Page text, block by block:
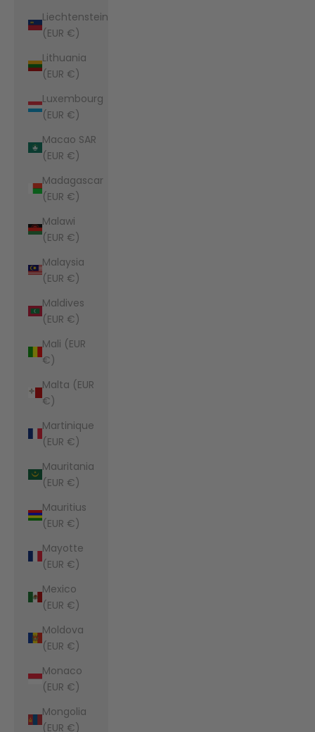
Liechtenstein
(EUR €)
Lithuania
(EUR €)
Luxembourg
(EUR €)
Macao SAR
(EUR €)
Madagascar
(EUR €)
Malawi
(EUR €)
Malaysia
(EUR €)
Maldives
(EUR €)
Mali (EUR
€)
Malta (EUR
€)
Martinique
(EUR €)
Mauritania
(EUR €)
Mauritius
(EUR €)
Mayotte
(EUR €)
Mexico
(EUR €)
Moldova
(EUR €)
Monaco
(EUR €)
Mongolia
(EUR €)